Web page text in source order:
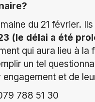
du 21 février.
(le délai a été
qui aura lieu à la
un tel
et de
788 51 30